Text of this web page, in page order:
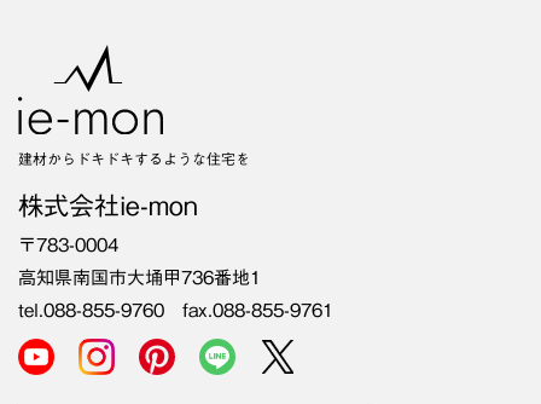
建材からドキドキするような住宅を
株式会社ie-mon
〒783-0004
高知県南国市大埇甲736番地1
tel.088-855-9760 fax.088-855-9761